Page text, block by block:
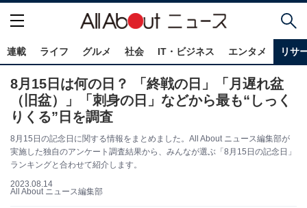
連載 ライフ グルメ 社会 IT・ビジネス エンタメ リサ
8月15日は何の日？ 「終戦の日」「月遅れ盆
（旧盆）」「刺身の日」などから最も“しっく
りくる”日を調査
8月15日の記念日に関する情報をまとめました。All About ニュース編集部が
実施した独自のアンケート調査結果から、みんなが選ぶ「8月15日の記念日」
ランキングと合わせて紹介します。
2023.08.14
All About ニュース編集部